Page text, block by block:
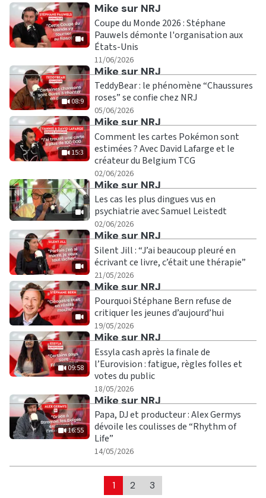
Ecouter
Mike sur NRJ
Coupe du Monde 2026 : Stéphane
Pauwels démonte l'organisation aux
États-Unis
11/06/2026
08:9
Ecouter
Mike sur NRJ
TeddyBear : le phénomène “Chaussures
roses” se confie chez NRJ
05/06/2026
15:3
Ecouter
Mike sur NRJ
Comment les cartes Pokémon sont
estimées ? Avec David Lafarge et le
créateur du Belgium TCG
02/06/2026
Ecouter
Mike sur NRJ
Les cas les plus dingues vus en
psychiatrie avec Samuel Leistedt
02/06/2026
Ecouter
Mike sur NRJ
Silent Jill : “J’ai beaucoup pleuré en
écrivant ce livre, c’était une thérapie”
21/05/2026
Ecouter
Mike sur NRJ
Pourquoi Stéphane Bern refuse de
critiquer les jeunes d’aujourd’hui
19/05/2026
09:58
Ecouter
Mike sur NRJ
Essyla cash après la finale de
l’Eurovision : fatigue, règles folles et
votes du public
18/05/2026
16:55
Ecouter
Mike sur NRJ
Papa, DJ et producteur : Alex Germys
dévoile les coulisses de “Rhythm of
Life”
14/05/2026
1 2 3